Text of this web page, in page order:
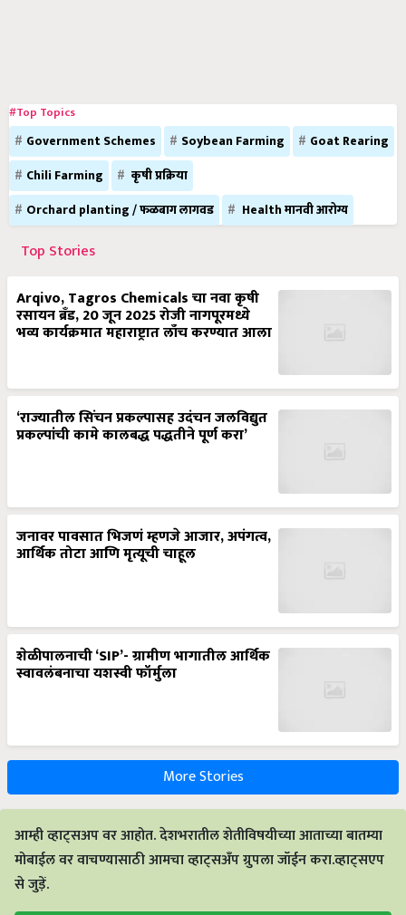
#Top Topics
Government Schemes Soybean Farming
Goat Rearing
Chili Farming
कृषी प्रक्रिया
Orchard planting / फळबाग लागवड
Health मानवी आरोग्य
Top Stories
Arqivo, Tagros Chemicals चा नवा कृषी
रसायन ब्रँड, 20 जून 2025 रोजी नागपूरमध्ये
भव्य कार्यक्रमात महाराष्ट्रात लाँच करण्यात आला
‘राज्यातील सिंचन प्रकल्पासह उदंचन जलविद्युत
प्रकल्पांची कामे कालबद्ध पद्धतीने पूर्ण करा’
जनावर पावसात भिजणं म्हणजे आजार, अपंगत्व,
आर्थिक तोटा आणि मृत्यूची चाहूल
शेळीपालनाची ‘SIP’- ग्रामीण भागातील आर्थिक
स्वावलंबनाचा यशस्वी फॉर्मुला
More Stories
आम्ही व्हाट्सअप वर आहोत. देशभरातील शेतीविषयीच्या आताच्या बातम्या
मोबाईल वर वाचण्यासाठी आमचा व्हाट्सअँप ग्रुपला जॉईन करा.व्हाट्सएप
से जुड़ें.